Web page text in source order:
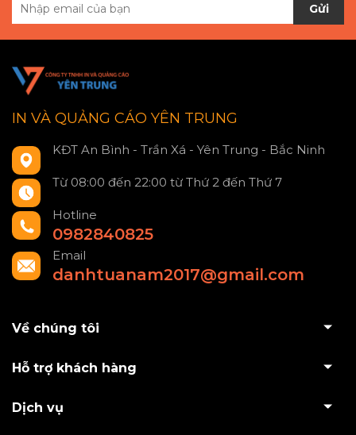
Gửi
IN VÀ QUẢNG CÁO YÊN TRUNG
KĐT An Bình - Trần Xá - Yên Trung - Bắc Ninh
Từ 08:00 đến 22:00 từ Thứ 2 đến Thứ 7
Hotline
0982840825
Email
danhtuanam2017@gmail.com
Về chúng tôi
Hỗ trợ khách hàng
Dịch vụ